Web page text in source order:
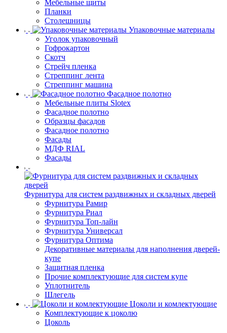
Мебельные щиты
Планки
Столешницы
Упаковочные материалы
Уголок упаковочный
Гофрокартон
Скотч
Стрейч пленка
Стреппинг лента
Стреппинг машина
Фасадное полотно
Мебельные плиты Slotex
Фасадное полотно
Образцы фасадов
Фасадное полотно
Фасады
МДФ RIAL
Фасады
Фурнитура для систем раздвижных и складных дверей
Фурнитура Рамир
Фурнитура Риал
Фурнитура Топ-лайн
Фурнитура Универсал
Фурнитура Оптима
Декоративные материалы для наполнения дверей-
купе
Защитная пленка
Прочие комплектующие для систем купе
Уплотнитель
Шлегель
Цоколи и комлектующие
Комплектующие к цоколю
Цоколь